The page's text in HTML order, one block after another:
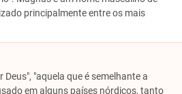
principalmente entre os mais
"aquela que é semelhante a
em alguns países nórdicos, tanto